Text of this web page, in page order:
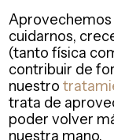
cuidarnos,
(tanto física
contribuir de
nuestro
trata de
poder volver
nuestra mano.